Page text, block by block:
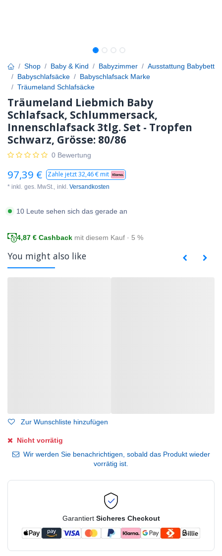
Shop Baby & Kind Babyzimmer
Ausstattung Babybett
Babyschlafsäcke
Babyschlafsack Marke
Träumeland Schlafsäcke
Träumeland Liebmich Baby
Schlafsack, Schlummersack,
Innenschlafsack 3tlg. Set - Tropfen
Schwarz, Grösse: 80/86
0 Bewertung
97,39 € Zahle jetzt32,46€ mit
* inkl. ges. MwSt., inkl. Versandkosten
10 Leute sehen sich das gerade an
4,87 € Cashback mit diesem Kauf · 5 %
You might also like
Zur Wunschliste hinzufügen
Nicht vorrätig
Wir werden Sie benachrichtigen, sobald das Produkt wieder
vorrätig ist.
Garantiert Sicheres Checkout